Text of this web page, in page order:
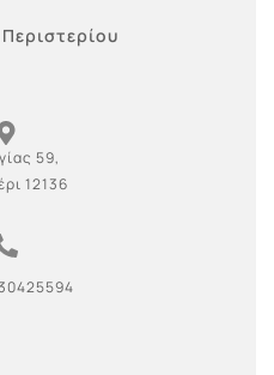
59,
12136